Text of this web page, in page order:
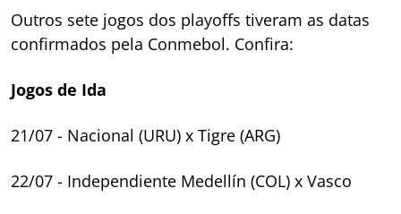
Outros sete jogos dos playoffs tiveram as datas
confirmados pela Conmebol. Confira:
Jogos de Ida
21/07 - Nacional (URU) x Tigre (ARG)
22/07 - Independiente Medellín (COL) x Vasco